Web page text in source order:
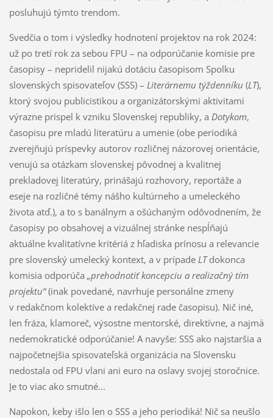
posluhujú týmto trendom.
Svedčia o tom i výsledky hodnotení projektov na rok 2024:
už po tretí rok za sebou FPU – na odporúčanie komisie pre
časopisy – nepridelil nijakú dotáciu časopisom Spolku
slovenských spisovateľov (SSS) – Literárnemu týždenníku (LT),
ktorý svojou publicistikou a organizátorskými aktivitami
výrazne prispel k vzniku Slovenskej republiky, a Dotykom,
časopisu pre mladú literatúru a umenie (obe periodiká
zverejňujú príspevky autorov rozličnej názorovej orientácie,
venujú sa otázkam slovenskej pôvodnej a kvalitnej
prekladovej literatúry, prinášajú rozhovory, reportáže a
eseje na rozličné témy nášho kultúrneho a umeleckého
života atď.), a to s banálnym a ošúchaným odôvodnením, že
časopisy po obsahovej a vizuálnej stránke nespĺňajú
aktuálne kvalitatívne kritériá z hľadiska prínosu a relevancie
pre slovenský umelecký kontext, a v prípade LTdokonca
komisia odporúča „prehodnotiť koncepciu a realizačný tím
projektu“(inak povedané, navrhuje personálne zmeny
v redakčnom kolektíve a redakčnej rade časopisu). Nič iné,
len fráza, klamoreč, výsostne mentorské, direktívne, a najmä
nedemokratické odporúčanie! A navyše: SSS ako najstaršia a
najpočetnejšia spisovateľská organizácia na Slovensku
nedostala od FPU vlani ani euro na oslavy svojej storočnice.
Je to viac ako smutné...
Napokon, keby išlo len o SSS a jeho periodiká! Nič sa neušlo